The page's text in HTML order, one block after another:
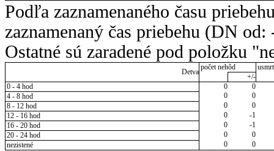
Podľa zaznamenaného času
zaznamenaný čas priebehu (DN
Ostatné sú zaradené pod položku
Detva
počet nehôd
+/-
0 - 4 hod
0
0
4 - 8 hod
0
0
8 - 12 hod
0
0
12 - 16 hod
0
-1
16 - 20 hod
0
-1
20 - 24 hod
0
0
nezistené
0 0